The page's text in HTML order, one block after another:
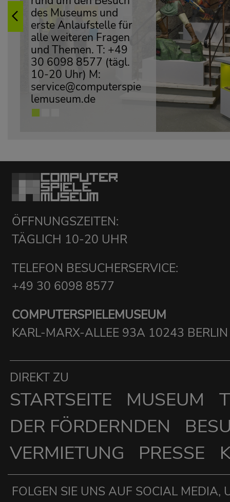
Anfragen zu
Verwaltung,
Bewerbungen,
Vermietung gerne an T:
+49 (0)30 311 648 78
M:
martin.goerlich@comp
uterspielemuseum.de
Previous
ÖFFNUNGSZEITEN:
TÄGLICH 10-20 UHR
TELEFON BESUCHERSERVICE:
+49 30 6098 8577
COMPUTERSPIELEMUSEUM
KARL-MARX-ALLEE 93A 10243 BERLIN
DIREKT ZU
STARTSEITE MUSEUM
DER FÖRDERNDEN
VERMIETUNG
PRESSE
FOLGEN SIE UNS AUF SOCIAL MEDIA,